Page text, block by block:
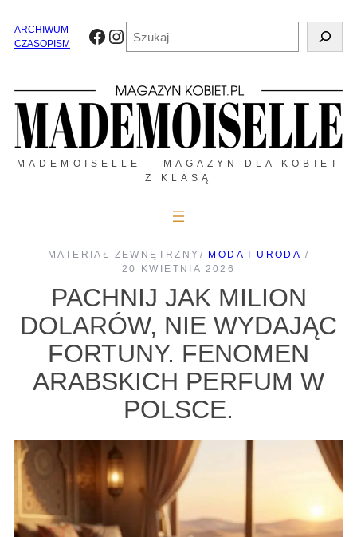
treściARCHIWUM
CZASOPISM
Facebook
Instagram
MADEMOISELLE – MAGAZYN DLA KOBIET
Z KLASĄ
MATERIAŁ ZEWNĘTRZNY / MODA I URODA /
20 KWIETNIA 2026
PACHNIJ JAK MILION
DOLARÓW, NIE WYDAJĄC
FORTUNY. FENOMEN
ARABSKICH PERFUM W
POLSCE.